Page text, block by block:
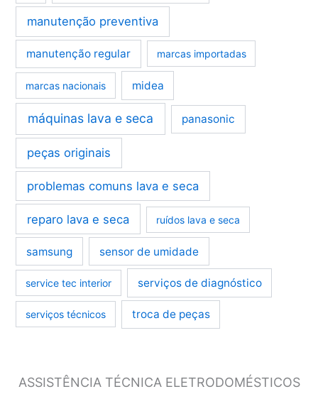
manutenção preventiva
manutenção regular marcas importadas
marcas nacionais midea
máquinas lava e seca panasonic
peças originais
problemas comuns lava e seca
reparo lava e seca ruídos lava e seca
samsung sensor de umidade
service tec interior serviços de diagnóstico
serviços técnicos troca de peças
ASSISTÊNCIA TÉCNICA ELETRODOMÉSTICOS